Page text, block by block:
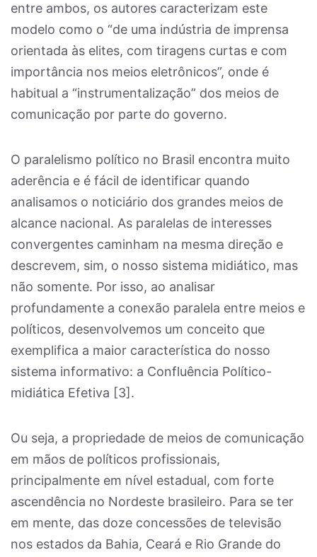
entre ambos, os autores caracterizam este
modelo como o “de uma indústria de imprensa
orientada às elites, com tiragens curtas e com
importância nos meios eletrônicos”, onde é
habitual a “instrumentalização” dos meios de
comunicação por parte do governo.
O paralelismo político no Brasil encontra muito
aderência e é fácil de identificar quando
analisamos o noticiário dos grandes meios de
alcance nacional. As paralelas de interesses
convergentes caminham na mesma direção e
descrevem, sim, o nosso sistema midiático, mas
não somente. Por isso, ao analisar
profundamente a conexão paralela entre meios e
políticos, desenvolvemos um conceito que
exemplifica a maior característica do nosso
sistema informativo: a Confluência Político-
midiática Efetiva [3].
Ou seja, a propriedade de meios de comunicação
em mãos de políticos profissionais,
principalmente em nível estadual, com forte
ascendência no Nordeste brasileiro. Para se ter
em mente, das doze concessões de televisão
nos estados da Bahia, Ceará e Rio Grande do